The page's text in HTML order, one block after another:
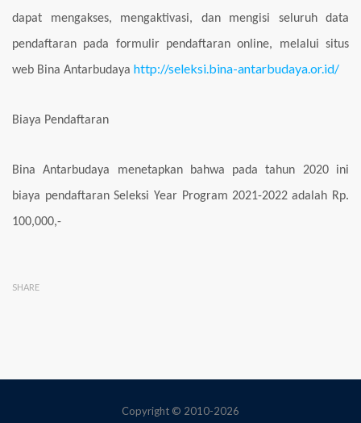
dapat mengakses, mengaktivasi, dan mengisi seluruh data
pendaftaran pada formulir pendaftaran online, melalui situs
web Bina Antarbudaya http://seleksi.bina-antarbudaya.or.id/
Biaya Pendaftaran
Bina Antarbudaya menetapkan bahwa pada tahun 2020 ini
biaya pendaftaran Seleksi Year Program 2021-2022 adalah Rp.
100,000,-
SHARE
Copyright © 2010-2026